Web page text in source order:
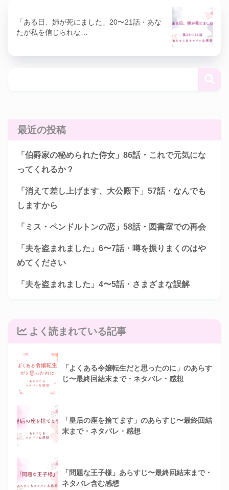
「ある日、姉が死にました」20〜21話・あな
たが私を信じられな…
最近の投稿
「伯爵家の秘められた侍女」86話・これで元気にな
ってくれるか？
「消えて差し上げます、大公殿下」57話・なんでも
しますから
「ミス・ペンドルトンの恋」58話・図書室での再会
「夫を盗まれました」6〜7話・噂を振りまくのはや
めてください
「夫を盗まれました」4〜5話・さまざまな誤解
よく読まれている記事
「よくある令嬢転生だと思ったのに」のあらす
じ〜最終回結末まで・ネタバレ・感想
「皇后の座を捨てます」のあらすじ〜最終回結
末まで・ネタバレ・感想
「問題な王子様」あらすじ〜最終回結末まで・
ネタバレ含む感想